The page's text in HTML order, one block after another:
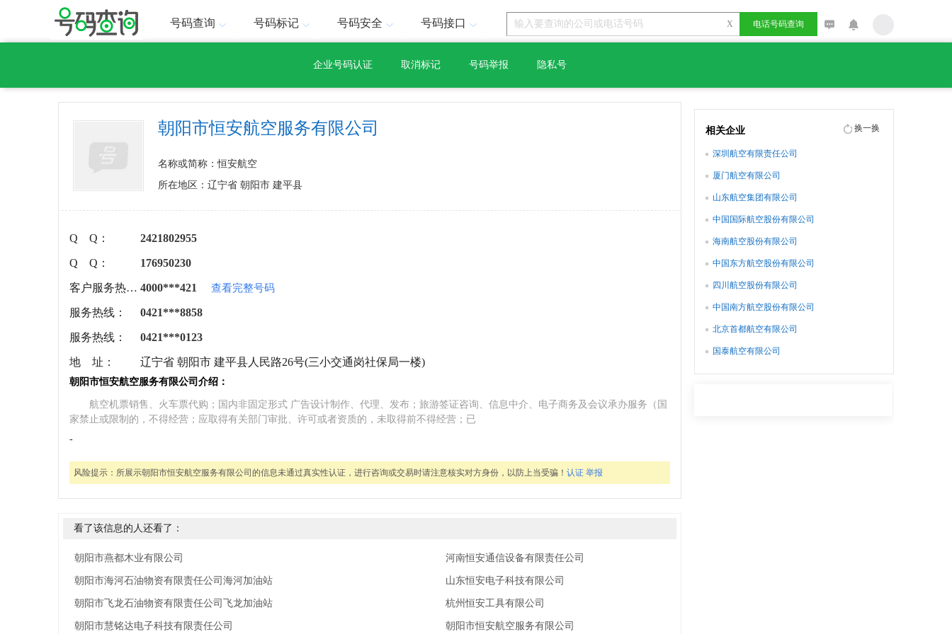
号码查询 号码标记 号码安全 号码接口 X 电话号码查询
企业号码认证 取消标记 号码举报 隐私号
朝阳市恒安航空服务有限公司
名称或简称：恒安航空
所在地区：辽宁省 朝阳市 建平县
Q Q： 2421802955
Q Q： 176950230
客户服务热线： 4000***421 查看完整号码
服务热线： 0421***8858
服务热线： 0421***0123
地 址： 辽宁省 朝阳市 建平县人民路26号(三小交通岗社保局一楼)
朝阳市恒安航空服务有限公司介绍：
航空机票销售、火车票代购；国内非固定形式 广告设计制作、代理、发布；旅游签证咨询、信息中介、电子商务及会议承办服务（国
家禁止或限制的，不得经营；应取得有关部门审批、许可或者资质的，未取得前不得经营；已
-
风险提示： 所展示朝阳市恒安航空服务有限公司的信息未通过真实性认证，进行咨询或交易时请注意核实对方身份，以防上当受骗！ 认证 举报
看了该信息的人还看了：
朝阳市燕都木业有限公司
朝阳市海河石油物资有限责任公司海河加油站
朝阳市飞龙石油物资有限责任公司飞龙加油站
朝阳市慧铭达电子科技有限责任公司
河南恒安通信设备有限责任公司
山东恒安电子科技有限公司
杭州恒安工具有限公司
朝阳市恒安航空服务有限公司
相关企业 换一换
深圳航空有限责任公司
厦门航空有限公司
山东航空集团有限公司
中国国际航空股份有限公司
海南航空股份有限公司
中国东方航空股份有限公司
四川航空股份有限公司
中国南方航空股份有限公司
北京首都航空有限公司
国泰航空有限公司